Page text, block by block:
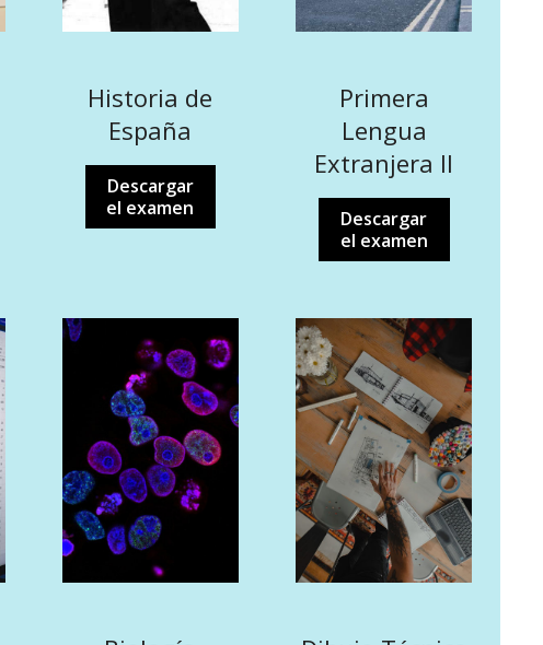
Historia de
España
Descargar
el examen
Primera
Lengua
Extranjera II
Descargar
el examen